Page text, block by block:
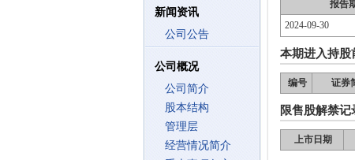
新闻资讯
公司公告
公司概况
公司简介
股本结构
管理层
经营情况简介
报告
2024-09-30
本期进入持股
编号 证券
限售股解禁记
上市日期